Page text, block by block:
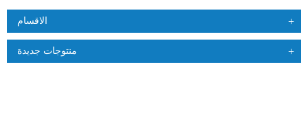
الاقسام
منتوجات جديدة